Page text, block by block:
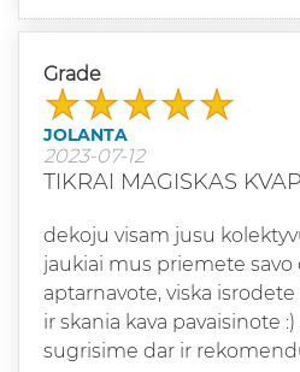
Grade
JOLANTA
2023-07-12
TIKRAI MAGISKAS
dekoju visam jusu
jaukiai mus priemete savo
aptarnavote, viska
ir skania kava pavaisinote
sugrisime dar ir